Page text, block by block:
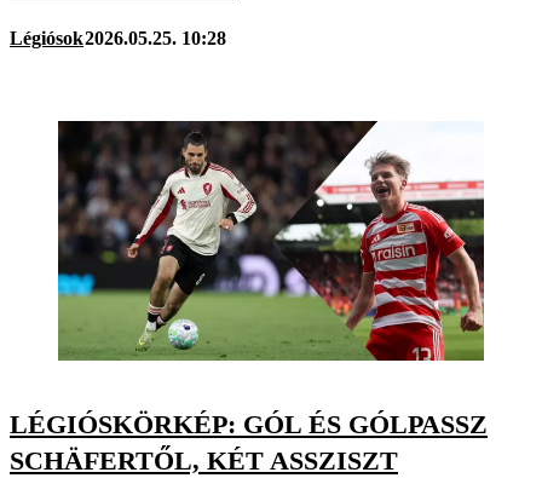
Légiósok2026.05.25. 10:28
LÉGIÓSKÖRKÉP: GÓL ÉS GÓLPASSZ
SCHÄFERTŐL, KÉT ASSZISZT